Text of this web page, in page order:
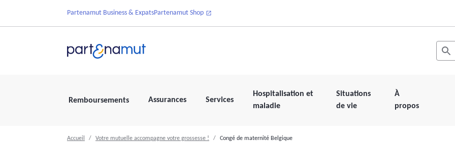
Partenamut Business & ExpatsPartenamut Shop
Les
Remboursements Assurances Services
Hospitalisation et
maladie
Situations
de vie
À
propos
Accueil Votre mutuelle accompagne votre grossesse ! Congé de maternité Belgique